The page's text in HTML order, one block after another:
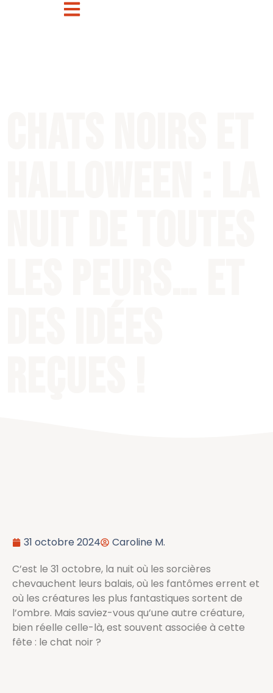
31 octobre 2024
Caroline M.
C’est le 31 octobre, la nuit où les sorcières
chevauchent leurs balais, où les fantômes errent et
où les créatures les plus fantastiques sortent de
l’ombre. Mais saviez-vous qu’une autre créature,
bien réelle celle-là, est souvent associée à cette
fête : le chat noir ?